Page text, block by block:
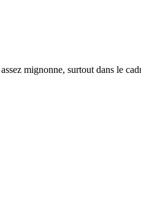
mignonne, surtout dans le